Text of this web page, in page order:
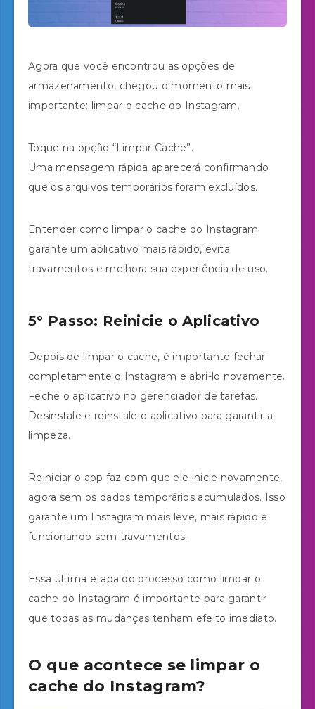
Agora que você encontrou as opções de
armazenamento, chegou o momento mais
importante: limpar o cache do Instagram.
Toque na opção “Limpar Cache”.
Uma mensagem rápida aparecerá confirmando
que os arquivos temporários foram excluídos.
Entender como limpar o cache do Instagram
garante um aplicativo mais rápido, evita
travamentos e melhora sua experiência de uso.
5° Passo: Reinicie o Aplicativo
Depois de limpar o cache, é importante fechar
completamente o Instagram e abri-lo novamente.
Feche o aplicativo no gerenciador de tarefas.
Desinstale e reinstale o aplicativo para garantir a
limpeza.
Reiniciar o app faz com que ele inicie novamente,
agora sem os dados temporários acumulados. Isso
garante um Instagram mais leve, mais rápido e
funcionando sem travamentos.
Essa última etapa do processo como limpar o
cache do Instagram é importante para garantir
que todas as mudanças tenham efeito imediato.
O que acontece se limpar o
cache do Instagram?